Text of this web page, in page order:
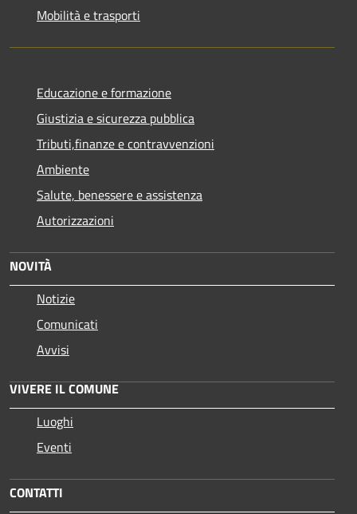
Mobilità e trasporti
Educazione e formazione
Giustizia e sicurezza pubblica
Tributi,finanze e contravvenzioni
Ambiente
Salute, benessere e assistenza
Autorizzazioni
NOVITÀ
Notizie
Comunicati
Avvisi
VIVERE IL COMUNE
Luoghi
Eventi
CONTATTI